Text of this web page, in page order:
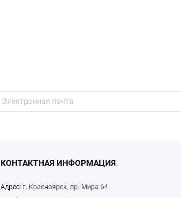
КОНТАКТНАЯ ИНФОРМАЦИЯ
Адрес: г. Красноярск, пр. Мира 64